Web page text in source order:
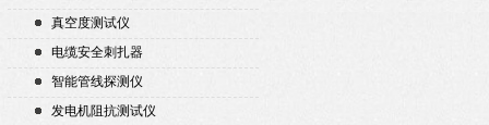
真空度测试仪
电缆安全刺扎器
智能管线探测仪
发电机阻抗测试仪